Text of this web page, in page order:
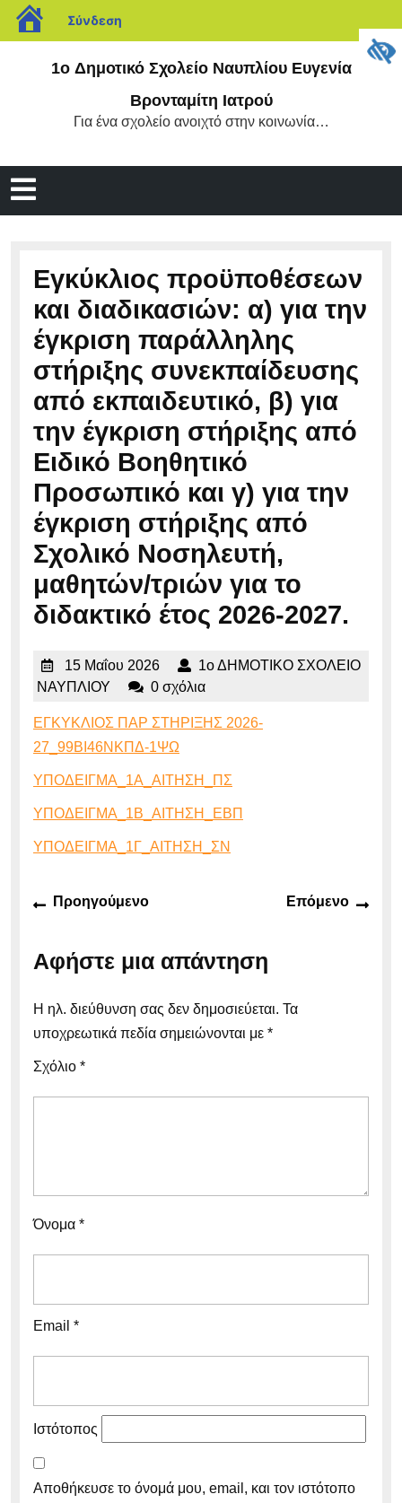
blogs.sch.gr
Σύνδεση
1o Δημοτικό Σχολείο Ναυπλίου Ευγενία
Βρονταμίτη Ιατρού
Για ένα σχολείο ανοιχτό στην κοινωνία…
Άνοιγμα
Εγκύκλιος προϋποθέσεων
και διαδικασιών: α) για την
έγκριση παράλληλης
στήριξης συνεκπαίδευσης
από εκπαιδευτικό, β) για
την έγκριση στήριξης από
Ειδικό Βοηθητικό
Προσωπικό και γ) για την
έγκριση στήριξης από
Σχολικό Νοσηλευτή,
μαθητών/τριών για το
διδακτικό έτος 2026-2027.
15 Μαΐου 202615
Μαΐου
1ο ΔΗΜΟΤΙΚΟ ΣΧΟΛΕΙΟ
ΝΑΥΠΛΙΟΥ
ΣΧΟΛΕΙΟ
ΝΑΥΠΛΙΟΥ
0 σχόλια
ΕΓΚΥΚΛΙΟΣ ΠΑΡ ΣΤΗΡΙΞΗΣ 2026-
27_99ΒΙ46ΝΚΠΔ-1ΨΩ
ΥΠΟΔΕΙΓΜΑ_1Α_ΑΙΤΗΣΗ_ΠΣ
ΥΠΟΔΕΙΓΜΑ_1Β_ΑΙΤΗΣΗ_ΕΒΠ
ΥΠΟΔΕΙΓΜΑ_1Γ_ΑΙΤΗΣΗ_ΣΝ
Πλοήγηση
άρθρων
ΠροηγούμενοΠροηγούμενο
Επόμενο
Αφήστε μια απάντηση
Η ηλ. διεύθυνση σας δεν δημοσιεύεται. Τα
υποχρεωτικά πεδία σημειώνονται με *
Σχόλιο *
Όνομα *
Email *
Ιστότοπος
Αποθήκευσε το όνομά μου, email, και τον ιστότοπο